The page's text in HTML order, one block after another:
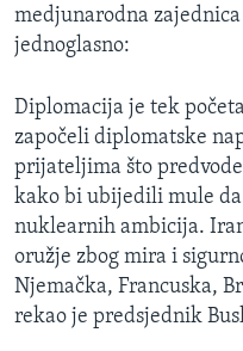
IZBJEGLIČKA STRANA
O GLASU AMERIKE
Learning English
PRATITE NAS
medjunarodna
jednoglasno:
Diplomacija je tek
započeli diplomatske
prijateljima što
kako bi ubijedili mule
nuklearnih ambicija.
oružje zbog mira i
Njemačka, Francuska,
rekao je predsjednik